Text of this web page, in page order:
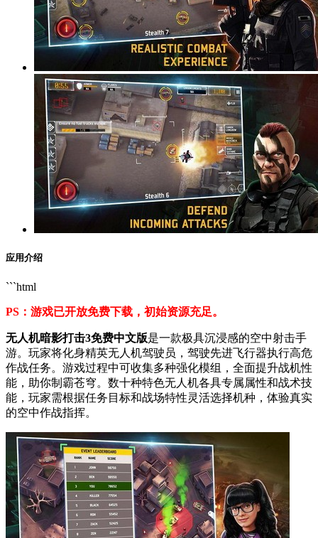
应用介绍
```html
PS：游戏已开放免费下载，初始资源充足。
无人机暗影打击3免费中文版是一款极具沉浸感的空中射击手
游。玩家将化身精英无人机驾驶员，驾驶先进飞行器执行高危
作战任务。游戏过程中可收集多种强化模组，全面提升战机性
能，助你制霸苍穹。数十种特色无人机各具专属属性和战术技
能，玩家需根据任务目标和战场特性灵活选择机种，体验真实
的空中作战指挥。